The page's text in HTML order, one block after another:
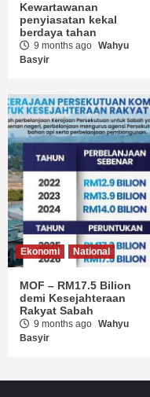
Kewartawanan
penyiasatan kekal
berdaya tahan
9 months ago Wahyu
Basyir
Ekonomi National
MOF – RM17.5 Bilion
demi Kesejahteraan
Rakyat Sabah
9 months ago Wahyu
Basyir